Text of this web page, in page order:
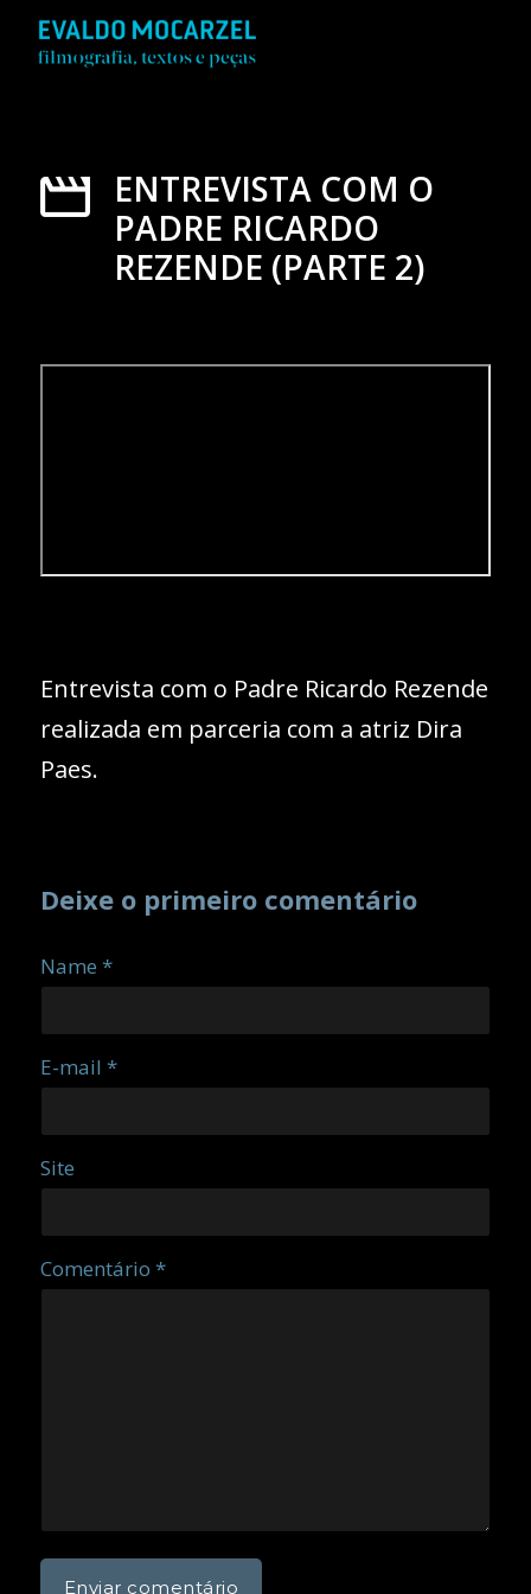
ENTREVISTA COM O
PADRE RICARDO
REZENDE (PARTE 2)
Entrevista com o Padre Ricardo Rezende
realizada em parceria com a atriz Dira
Paes.
Deixe o primeiro comentário
Name *
E-mail *
Site
Comentário *